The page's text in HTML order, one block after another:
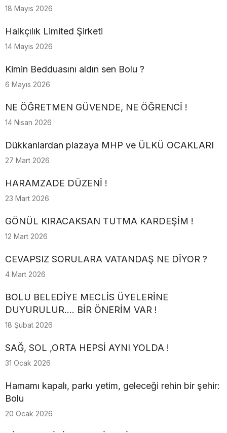
18 Mayıs 2026
Halkçılık Limited Şirketi
14 Mayıs 2026
Kimin Bedduasını aldın sen Bolu ?
6 Mayıs 2026
NE ÖĞRETMEN GÜVENDE, NE ÖĞRENCİ !
14 Nisan 2026
Dükkanlardan plazaya MHP ve ÜLKÜ OCAKLARI
27 Mart 2026
HARAMZADE DÜZENİ !
23 Mart 2026
GÖNÜL KIRACAKSAN TUTMA KARDEŞİM !
12 Mart 2026
CEVAPSIZ SORULARA VATANDAŞ NE DİYOR ?
4 Mart 2026
BOLU BELEDİYE MECLİS ÜYELERİNE
DUYURULUR.... BİR ÖNERİM VAR !
18 Şubat 2026
SAĞ, SOL ,ORTA HEPSİ AYNI YOLDA !
31 Ocak 2026
Hamamı kapalı, parkı yetim, geleceği rehin bir şehir:
Bolu
20 Ocak 2026